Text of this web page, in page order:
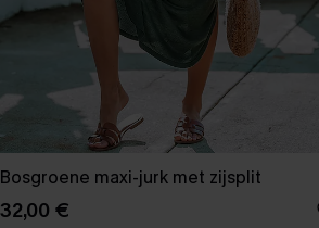
Bosgroene maxi-jurk met zijsplit
32,00 €